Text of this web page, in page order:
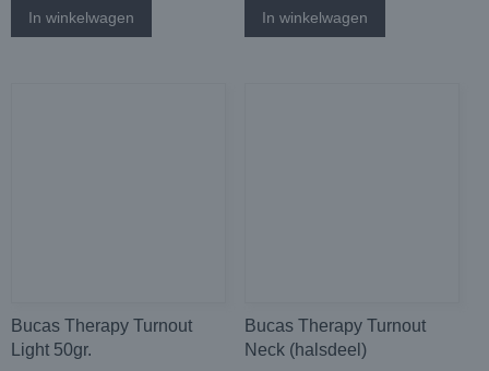
In winkelwagen In winkelwagen
Bucas Therapy Turnout
Light 50gr.
Bucas Therapy Turnout
Neck (halsdeel)